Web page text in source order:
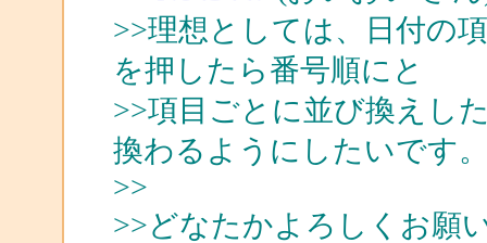
>>理想としては、日付の
を押したら番号順にと
>>項目ごとに並び換えし
換わるようにしたいです
>>
>>どなたかよろしくお願